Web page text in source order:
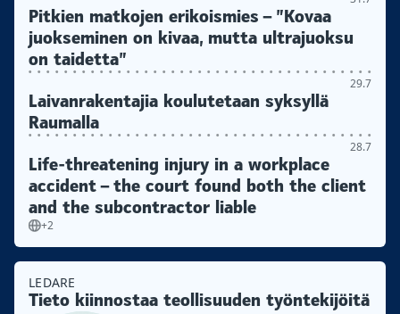
Pitkien matkojen erikoismies – ”Kovaa
juokseminen on kivaa, mutta ultrajuoksu
on taidetta”
29.7
Laivanrakentajia koulutetaan syksyllä
Raumalla
28.7
Life-threatening injury in a workplace
accident – the court found both the client
and the subcontractor liable
+2
LEDARE
Tieto kiinnostaa teollisuuden työntekijöitä